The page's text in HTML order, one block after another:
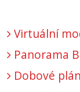
Virtuální
Panorama
Dobové